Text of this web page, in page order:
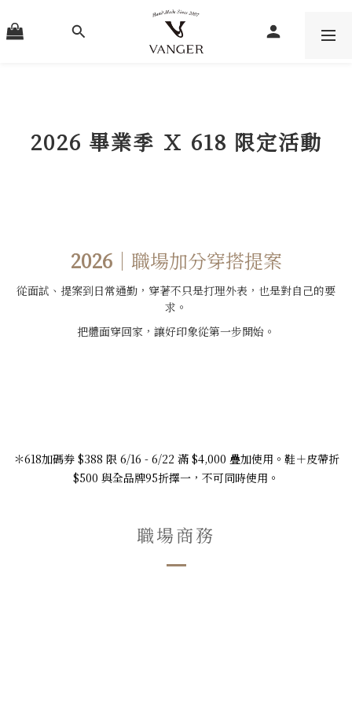
2026 畢業季 Ｘ 618 限定活動
2026 ｜ 職場加分穿搭提案
從面試、提案到日常通勤，穿著不只是打理外表，也是對自己的要
求。
把體面穿回家，讓好印象從第一步開始。
＊618加碼券 $388 限 6/16 - 6/22 滿 $4,000 疊加使用。鞋＋皮帶折
$500 與全品牌95折擇一，不可同時使用。
職場商務